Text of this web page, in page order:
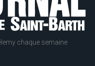
chaque semaine